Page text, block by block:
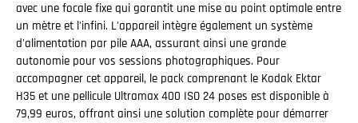
avec une focale fixe qui garantit une mise au point optimale entre
un mètre et l'infini. L'appareil intègre également un système
d'alimentation par pile AAA, assurant ainsi une grande
autonomie pour vos sessions photographiques. Pour
accompagner cet appareil, le pack comprenant le Kodak Ektar
H35 et une pellicule Ultramax 400 ISO 24 poses est disponible à
79,99 euros, offrant ainsi une solution complète pour démarrer